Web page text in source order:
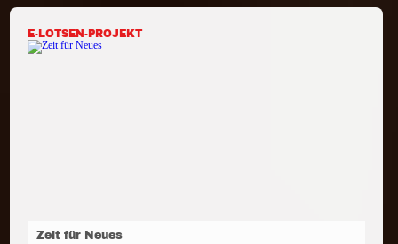
E-LOTSEN-PROJEKT
Zeit für Neues